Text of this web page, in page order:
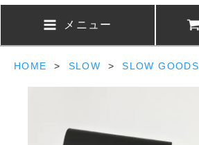
メニュー
HOME > SLOW >SLOW GOODS